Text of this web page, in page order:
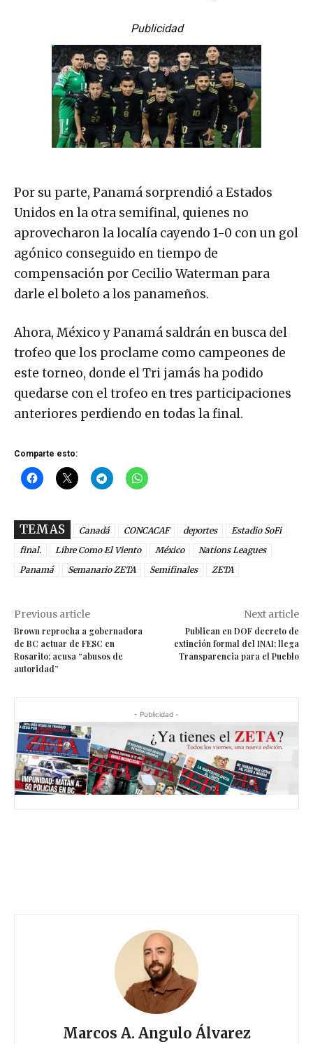
Publicidad
Por su parte, Panamá sorprendió a Estados
Unidos en la otra semifinal, quienes no
aprovecharon la localía cayendo 1-0 con un gol
agónico conseguido en tiempo de
compensación por Cecilio Waterman para
darle el boleto a los panameños.
Ahora, México y Panamá saldrán en busca del
trofeo que los proclame como campeones de
este torneo, donde el Tri jamás ha podido
quedarse con el trofeo en tres participaciones
anteriores perdiendo en todas la final.
Comparte esto:
TEMAS Canadá CONCACAF deportes
Estadio SoFi
final.
Libre Como El Viento México
Nations Leagues
Panamá
Semanario ZETA Semifinales ZETA
Previous article
Brown reprocha a gobernadora
de BC actuar de FESC en
Rosarito; acusa “abusos de
autoridad”
Next article
Publican en DOF decreto de
extinción formal del INAI; llega
Transparencia para el Pueblo
- Publicidad -
Marcos A. Angulo Álvarez